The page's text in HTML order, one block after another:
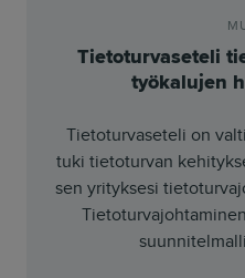
Tietoturvaseteli
työkalujen
Tietoturvaseteli on
tuki tietoturvan
sen yrityksesi